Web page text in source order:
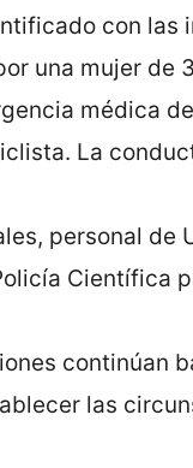
con las
una mujer de
médica
La
personal de
Científica
las